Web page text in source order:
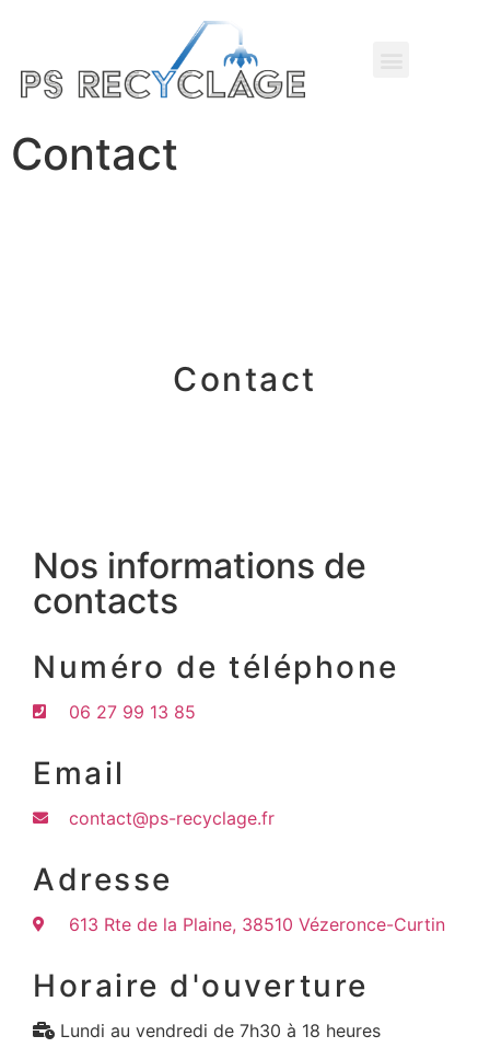
Contact
Contact
Nos informations de
contacts
Numéro de téléphone
06 27 99 13 85
Email
contact@ps-recyclage.fr
Adresse
613 Rte de la Plaine, 38510 Vézeronce-Curtin
Horaire d'ouverture
Lundi au vendredi de 7h30 à 18 heures